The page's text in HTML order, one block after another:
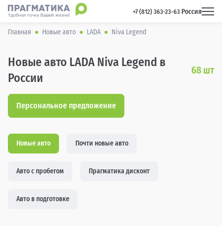
+7 (812) 363-23-63 Россия
Главная Новые авто LADA Niva Legend
Новые авто LADA Niva Legend в
России
68 шт
Персональное предложение
Новые авто Почти новые авто
Авто с пробегом Прагматика дисконт
Авто в подготовке